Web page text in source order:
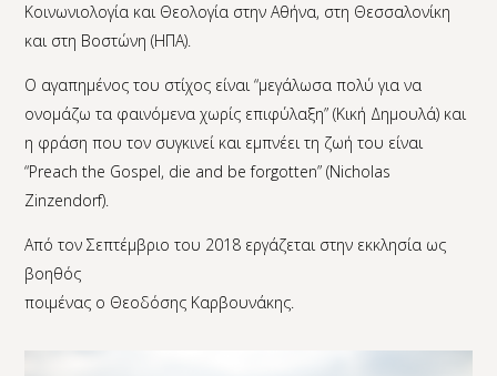
Κοινωνιολογία και Θεολογία στην Αθήνα, στη Θεσσαλονίκη
και στη Βοστώνη (ΗΠΑ).
Ο αγαπημένος του στίχος είναι “μεγάλωσα πολύ για να
ονομάζω τα φαινόμενα χωρίς επιφύλαξη” (Κική Δημουλά) και
η φράση που τον συγκινεί και εμπνέει τη ζωή του είναι
“Preach the Gospel, die and be forgotten” (Nicholas
Zinzendorf).
Από τον Σεπτέμβριο του 2018 εργάζεται στην εκκλησία ως
βοηθός
ποιμένας ο Θεοδόσης Καρβουνάκης.